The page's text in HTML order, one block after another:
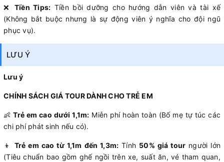
❌ Tiền Tips: Tiền bồi dưỡng cho hướng dẫn viên và tài xế
(Không bắt buộc nhưng là sự động viên ý nghĩa cho đội ngũ
phục vụ).
LƯU Ý
Lưu ý
CHÍNH SÁCH GIÁ TOUR DÀNH CHO TRẺ EM
👶Trẻ em cao dưới 1,1m: Miễn phí hoàn toàn (Bố mẹ tự túc các
chi phí phát sinh nếu có).
👦 Trẻ em cao từ 1,1m đến 1,3m: Tính 50% giá tour người lớn
(Tiêu chuẩn bao gồm ghế ngồi trên xe, suất ăn, vé tham quan,